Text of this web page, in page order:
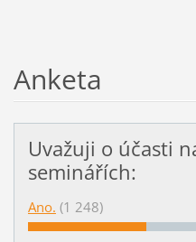
Anketa
Uvažuji o účasti
seminářích:
Ano. (1 248)